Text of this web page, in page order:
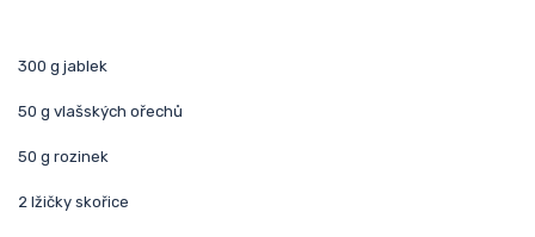
300 g jablek
50 g vlašských ořechů
50 g rozinek
2 lžičky skořice